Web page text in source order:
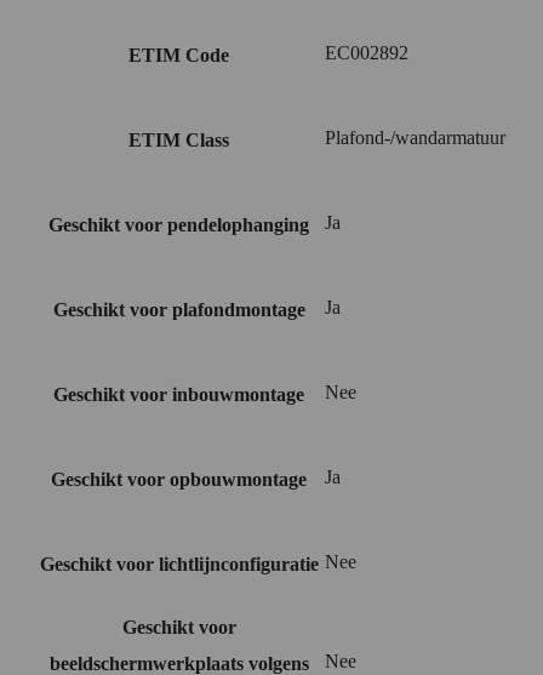
ETIM Code EC002892
ETIM Class Plafond-/wandarmatuur
Geschikt voor pendelophanging Ja
Geschikt voor plafondmontage Ja
Geschikt voor inbouwmontage Nee
Geschikt voor opbouwmontage Ja
Geschikt voor lichtlijnconfiguratie Nee
Geschikt voor
beeldschermwerkplaats volgens
Nee